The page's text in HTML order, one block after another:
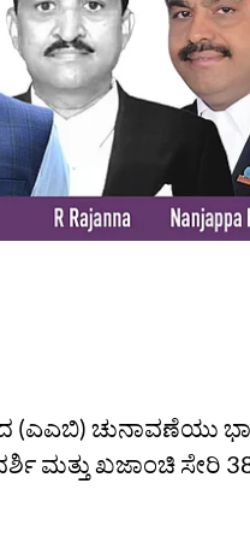
(ಎಎಬಿ) ಚುನಾವಣೆಯು
ಮತ್ತು ಖಜಾಂಚಿ ಸೇರಿ